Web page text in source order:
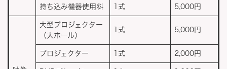
持ち込み機器使用料 1式 5,000円
大型プロジェクター
（大ホール）
1式 5,000円
プロジェクター 1式 2,000円